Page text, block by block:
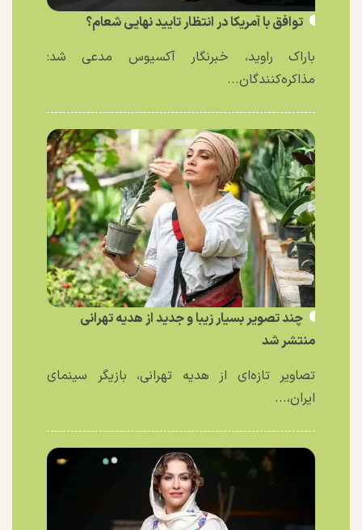
توافق با آمریکا در انتظار تایید نهایی شعام؟
باراک راوید، خبرنگار آکسیوس مدعی شد:
مذاکره‌کنندگان...
چند تصویر بسیار زیبا و جدید از هدیه تهرانی
منتشر شد
تصاویر تازه‌ای از هدیه تهرانی، بازیگر سینمای
ایران،...